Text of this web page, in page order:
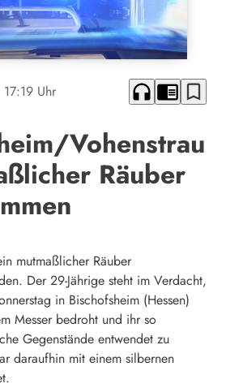
17:19 Uhr headphones chrome_reader_mode bookmark_border
Vohenstrau
Räuber
mutmaßlicher Räuber
Der 29-Jährige steht im Verdacht,
in Bischofsheim (Hessen)
Messer bedroht und ihr so
Gegenstände entwendet zu
daraufhin mit einem silbernen